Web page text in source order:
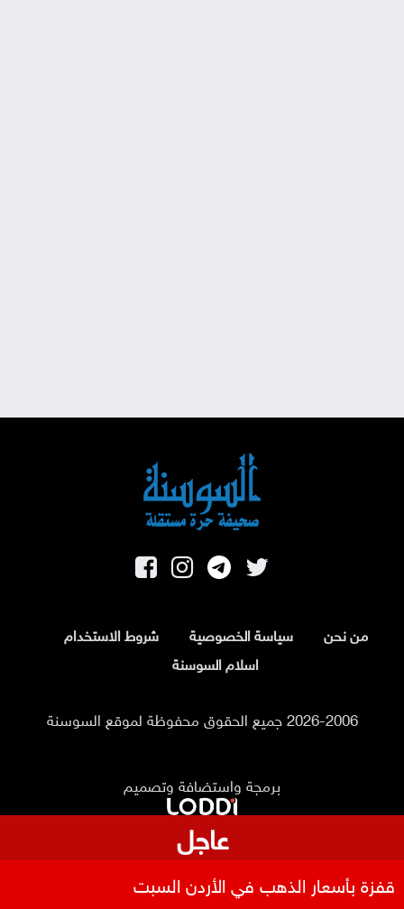
من نحن سياسة الخصوصية
شروط الاستخدام
اسلام السوسنة
2026-2006 جميع الحقوق محفوظة لموقع السوسنة
برمجة واستضافة وتصميم
عاجل
قفزة بأسعار الذهب في الأردن السبت